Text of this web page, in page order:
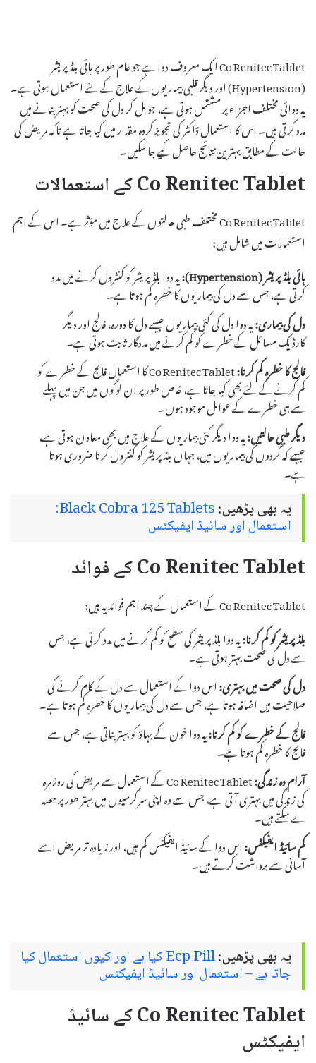
Co Renitec Tablet ایک معروف دوا ہے جو عام طور پر ہائی بلڈ پریشر
(Hypertension) اور دیگر قلبی بیماریوں کے علاج کے لئے استعمال ہوتی ہے۔
یہ دوائی مختلف اجزاء پر مشتمل ہوتی ہے، جو مل کر دل کی صحت کو بہتر بنانے میں
مدد کرتی ہیں۔ اس کا استعمال ڈاکٹر کی تجویز کردہ مقدار میں کیا جاتا ہے تاکہ مریض کی
حالت کے مطابق بہترین نتائج حاصل کیے جا سکیں۔
Co Renitec Tablet کے استعمالات
Co Renitec Tablet مختلف طبی حالتوں کے علاج میں مؤثر ہے۔ اس کے اہم
استعمالات میں شامل ہیں:
ہائی بلڈ پریشر (Hypertension):
یہ دوا بلڈ پریشر کو کنٹرول کرنے میں مدد
کرتی ہے، جس سے دل کی بیماریوں کا خطرہ کم ہوتا ہے۔
دل کی بیماری:یہ دوا دل کی کئی بیماریوں جیسے دل کا دورہ، فالج اور دیگر
کارڈیک مسائل کے خطرے کو کم کرنے میں مددگار ثابت ہوتی ہے۔
فالج کا خطرہ کم کرنا:
Co Renitec Tablet کا استعمال فالج کے خطرے کو
کم کرنے کے لئے بھی کیا جاتا ہے، خاص طور پر ان لوگوں میں جن میں پہلے
سے ہی خطرے کے عوامل موجود ہوں۔
دیگر طبی حالتیں:یہ دوا دیگر کئی بیماریوں کے علاج میں بھی معاون ہوتی ہے،
جیسے کہ گردوں کی بیماریوں میں، جہاں بلڈ پریشر کو کنٹرول کرنا ضروری ہوتا
ہے۔
یہ بھی پڑھیں: Black Cobra 125 Tablets:
استعمال اور سائیڈ ایفیکٹس
Co Renitec Tablet کے فوائد
Co Renitec Tablet کے استعمال کے چند اہم فوائد یہ ہیں:
بلڈ پریشر کو کم کرنا:یہ دوا بلڈ پریشر کی سطح کو کم کرنے میں مدد کرتی ہے، جس
سے دل کی صحت بہتر ہوتی ہے۔
دل کی صحت میں بہتری:اس دوا کے استعمال سے دل کے کام کرنے کی
صلاحیت میں اضافہ ہوتا ہے، جس سے دل کی بیماریوں کا خطرہ کم ہوتا ہے۔
فالج کے خطرے کو کم کرنا:یہ دوا خون کے بہاؤ کو بہتر بناتی ہے، جس سے
فالج کا خطرہ کم ہوتا ہے۔
آرام دہ زندگی:
Co Renitec Tablet کے استعمال سے مریض کی روزمرہ
کی زندگی میں بہتری آتی ہے، جس سے وہ اپنی سرگرمیوں میں بہتر طور پر حصہ
لے سکتے ہیں۔
کم سائیڈ ایفیکٹس:اس دوا کے سائیڈ ایفیکٹس کم ہیں، اور زیادہ تر مریض اسے
آسانی سے برداشت کرتے ہیں۔
یہ بھی پڑھیں: Ecp Pill کیا ہے اور کیوں استعمال کیا
جاتا ہے – استعمال اور سائیڈ ایفیکٹس
Co Renitec Tablet کے سائیڈ
ایفیکٹس